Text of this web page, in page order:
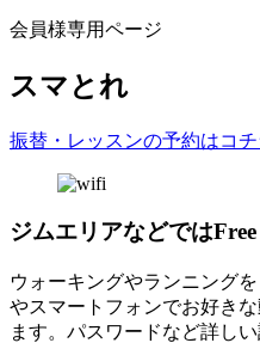
会員様専用ページ
スマとれ
振替・レッスンの予約はコチ
ジムエリアなどでは
ウォーキングやランニング
やスマートフォンでお好き
ます。パスワードなど詳し